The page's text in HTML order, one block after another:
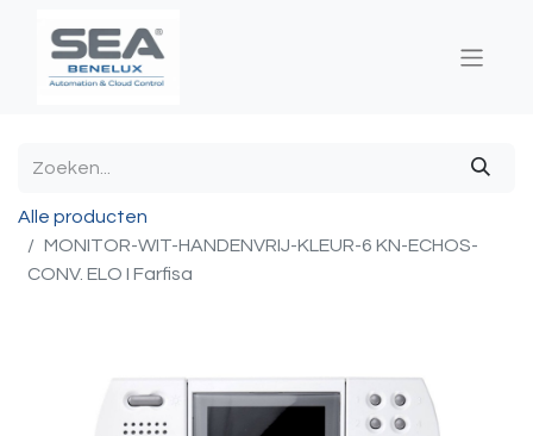
Alle producten
MONITOR-WIT-HANDENVRIJ-KLEUR-6 KN-ECHOS-
CONV. ELO I Farfisa